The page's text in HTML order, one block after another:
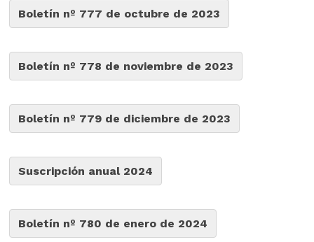
Boletín nº 777 de octubre de 2023
Boletín nº 778 de noviembre de 2023
Boletín nº 779 de diciembre de 2023
Suscripción anual 2024
Boletín nº 780 de enero de 2024